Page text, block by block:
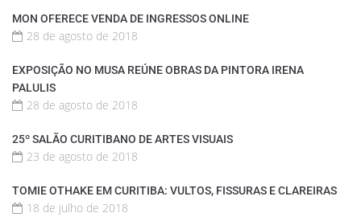
MON OFERECE VENDA DE INGRESSOS ONLINE
28 de agosto de 2018
EXPOSIÇÃO NO MUSA REÚNE OBRAS DA PINTORA IRENA
PALULIS
28 de agosto de 2018
25º SALÃO CURITIBANO DE ARTES VISUAIS
23 de agosto de 2018
TOMIE OTHAKE EM CURITIBA: VULTOS, FISSURAS E CLAREIRAS
18 de julho de 2018